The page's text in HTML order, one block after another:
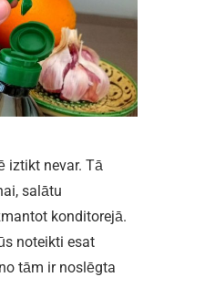
iztikt nevar. Tā
salātu
konditorejā.
noteikti esat
tām ir noslēgta